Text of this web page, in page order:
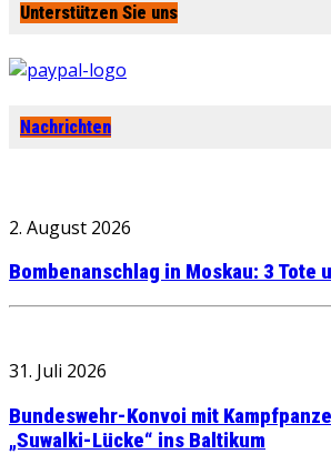
Unterstützen Sie uns
Nachrichten
2. August 2026
Bombenanschlag in Moskau: 3 Tote
31. Juli 2026
Bundeswehr-Konvoi mit
„Suwalki-Lücke“ ins Baltikum